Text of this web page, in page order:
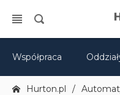
Współpraca
Hurton.pl